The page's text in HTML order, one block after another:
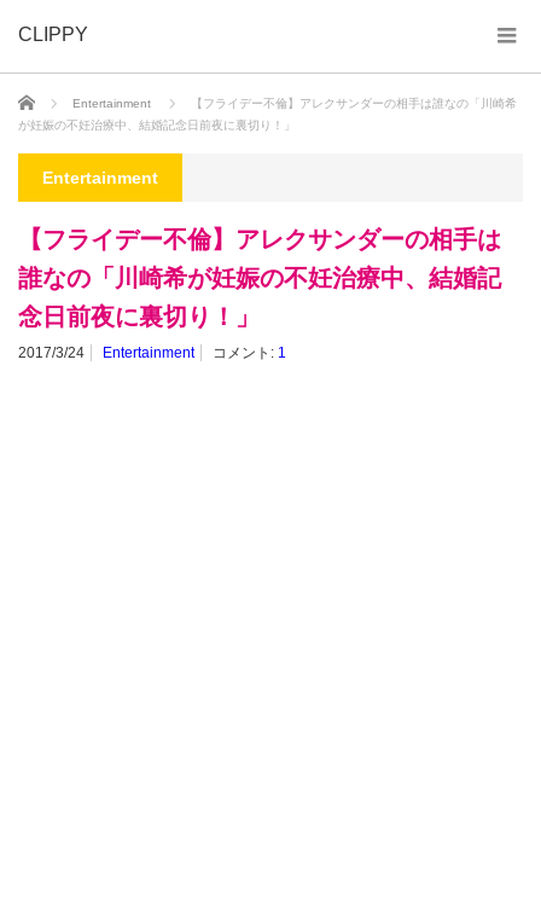
CLIPPY
ホーム Entertainment
【フライデー不倫】アレクサンダーの相手は誰なの「川崎希
が妊娠の不妊治療中、結婚記念日前夜に裏切り！」
Entertainment
【フライデー不倫】アレクサンダーの相手は
誰なの「川崎希が妊娠の不妊治療中、結婚記
念日前夜に裏切り！」
2017/3/24 Entertainment コメント: 1